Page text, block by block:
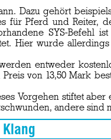
Dazu gehört
Pferd und Reiter,
SYS-Befehl
Hier wurde
entweder
von 13,50 Mark
Vorgehen stiftet
andere sind